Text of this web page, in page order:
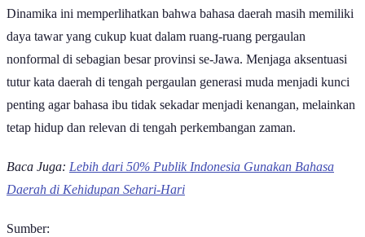
Dinamika ini memperlihatkan bahwa bahasa daerah masih memiliki
daya tawar yang cukup kuat dalam ruang-ruang pergaulan
nonformal di sebagian besar provinsi se-Jawa. Menjaga aksentuasi
tutur kata daerah di tengah pergaulan generasi muda menjadi kunci
penting agar bahasa ibu tidak sekadar menjadi kenangan, melainkan
tetap hidup dan relevan di tengah perkembangan zaman.
Baca Juga: Lebih dari 50% Publik Indonesia Gunakan Bahasa
Daerah di Kehidupan Sehari-Hari
Sumber: